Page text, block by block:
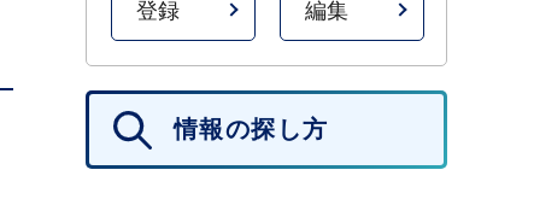
登録 編集
情報の探し方